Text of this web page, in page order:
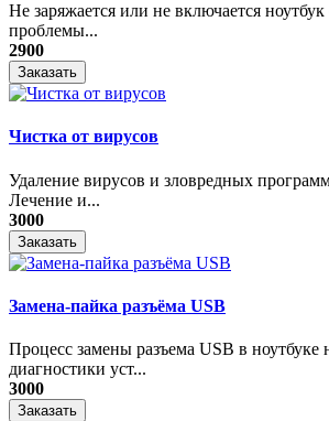
Не заряжается или не включается ноутбук
проблемы...
2900
Заказать
Чистка от вирусов
Удаление вирусов и зловредных
Лечение и...
3000
Заказать
Замена-пайка разъёма USB
Процесс замены разъема USB в ноутбуке
диагностики уст...
3000
Заказать